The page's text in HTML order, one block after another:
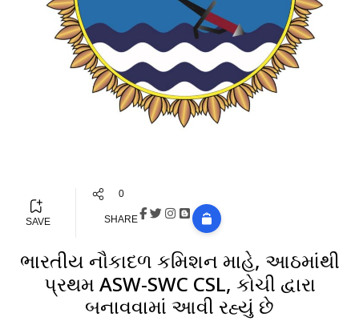
SAVE
0
SHARE
ભારતીય નૌકાદળ કમિશન માહે, આઠમાંથી
પ્રથમ ASW-SWC CSL, કોચી દ્વારા
બનાવવામાં આવી રહ્યું છે